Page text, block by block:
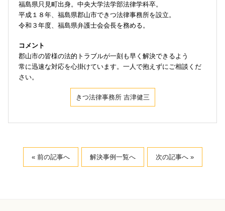
福島県只見町出身。中央大学法学部法律学科卒。
平成１８年、福島県郡山市できつ法律事務所を設立。
令和３年度、福島県弁護士会会長を務める。
コメント
郡山市の皆様の法的トラブルが一刻も早く解決できるよう
常に迅速な対応を心掛けています。一人で抱えずにご相談くだ
さい。
きつ法律事務所 吉津健三
« 前の記事へ 解決事例一覧へ 次の記事へ »